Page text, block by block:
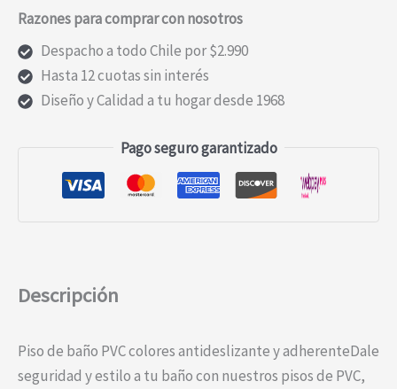
Colores
Antideslizante
y
Adeherente
Razones para comprar con nosotros
Despacho a todo Chile por $2.990
Hasta 12 cuotas sin interés
Diseño y Calidad a tu hogar desde 1968
Pago seguro garantizado
Descripción
Piso de baño PVC colores antideslizante y adherenteDale
seguridad y estilo a tu baño con nuestros pisos de PVC,